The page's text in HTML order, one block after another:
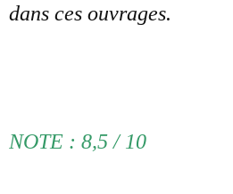
dans ces ouvrages.
NOTE : 8,5 / 10